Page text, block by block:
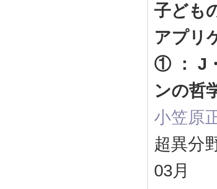
子ども
アプリ
① ： J
ンの哲
小笠原
超異分
03月